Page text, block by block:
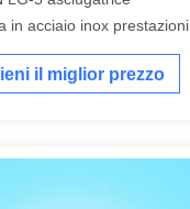
in acciaio inox prestazioni
il miglior prezzo